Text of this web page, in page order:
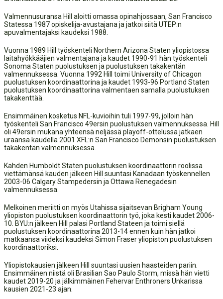
Valmennusuransa Hill aloitti omassa opinahjossaan, San Francisco
Statessa 1987 opiskelija-avustajana ja jatkoi siitä UTEP:n
apuvalmentajaksi kaudeksi 1988.
Vuonna 1989 Hill työskenteli Northern Arizona Staten yliopistossa
laitahyökkääjien valmentajana ja kaudet 1990-91 hän työskenteli
Sonoma Staten puolustuksen ja puolustuksen takakentän
valmennuksessa. Vuonna 1992 Hill toimi University of Chicagon
puolustuksen koordinaattorina ja kaudet 1993-96 Portland Staten
puolustuksen koordinaattorina valmentaen samalla puolustuksen
takakenttää.
Ensimmäinen kosketus NFL-kuvioihin tuli 1997-99, jolloin hän
työskenteli San Francisco 49ersin puolustuksen valmennuksessa. Hill
oli 49ersin mukana yhteensä neljässä playoff-ottelussa jatkaen
uraansa kaudella 2001 XFL:n San Francisco Demonsin puolustuksen
takakentän valmennuksessa.
Kahden Humboldt Staten puolustuksen koordinaattorin roolissa
viettämänsä kauden jälkeen Hill suuntasi Kanadaan työskennellen
2003-06 Calgary Stampedersin ja Ottawa Renegadesin
valmennuksessa.
Melkoinen meriitti on myös Utahissa sijaitsevan Brigham Young
yliopiston puolustuksen koordinaattorin työ, joka kesti kaudet 2006-
10. BYU:n jälkeen Hill palasi Portland Stateen ja toimi siellä
puolustuksen koordinaattorina 2013-14 ennen kuin hän jatkoi
matkaansa viideksi kaudeksi Simon Fraser yliopiston puolustuksen
koordinaattoriksi.
Yliopistokausien jälkeen Hill suuntasi uusien haasteiden pariin.
Ensimmäinen niistä oli Brasilian Sao Paulo Storm, missä hän vietti
kaudet 2019-20 ja jälkimmäinen Fehervar Enthroners Unkarissa
kausien 2021-23 ajan.